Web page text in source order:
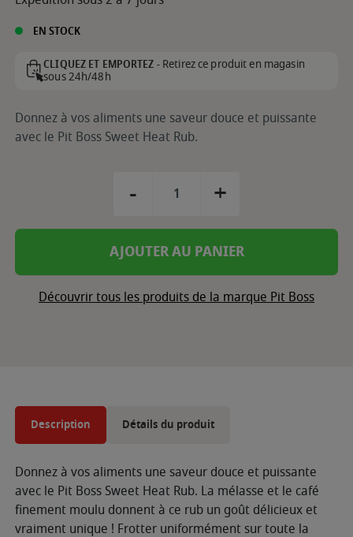
EN STOCK
CLIQUEZ ET EMPORTEZ -Retirez ce produit en magasin
sous 24h/48h
Donnez à vos aliments une saveur douce et puissante
avec le Pit Boss Sweet Heat Rub.
- +
AJOUTER AU PANIER
Découvrir tous les produits de la marque Pit Boss
Description Détails du produit
Donnez à vos aliments une saveur douce et puissante
avec le Pit Boss Sweet Heat Rub. La mélasse et le café
finement moulu donnent à ce rub un goût délicieux et
vraiment unique ! Frotter uniformément sur toute la